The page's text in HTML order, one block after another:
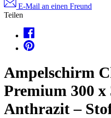
E-Mail an einen Freund
Teilen
Ampelschirm
Premium 300 x
Anthrazit –